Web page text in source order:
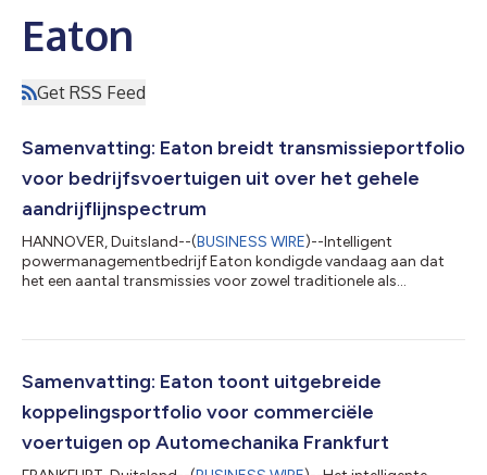
Eaton
Get RSS Feed
Samenvatting: Eaton breidt transmissieportfolio
voor bedrijfsvoertuigen uit over het gehele
aandrijflijnspectrum
HANNOVER, Duitsland--(BUSINESS WIRE)--Intelligent
powermanagementbedrijf Eaton kondigde vandaag aan dat
het een aantal transmissies voor zowel traditionele als
Nieuwe geautomatiseerde handgeschakelde transmissies voor
Advantor ™-serie automatische handgeschakelde transmissies
(AMT's), die eerder dit jaar op de Braziliaanse mark...
Samenvatting: Eaton toont uitgebreide
koppelingsportfolio voor commerciële
voertuigen op Automechanika Frankfurt